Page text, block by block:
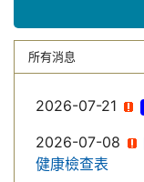
所有消息
2026-07-21
2026-07-08
健康檢查表